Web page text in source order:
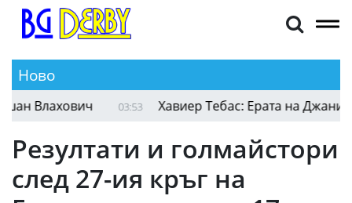
Ново
Влахович Хавиер Тебас: Ерата на Джани
Резултати и голмайстори
след 27-ия кръг на